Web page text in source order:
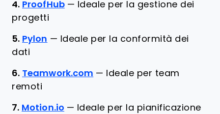
4. ProofHub — Ideale per la gestione dei
progetti
5. Pylon — Ideale per la conformità dei
dati
6. Teamwork.com —
Ideale per team
remoti
7. Motion.io — Ideale per la pianificazione